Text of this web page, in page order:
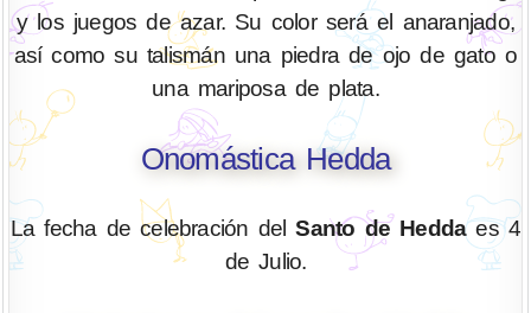
y los juegos de azar. Su color será el anaranjado,
así como su talismán una piedra de ojo de gato o
una mariposa de plata.
Onomástica Hedda
La fecha de celebración delSanto de Heddaes 4
de Julio.